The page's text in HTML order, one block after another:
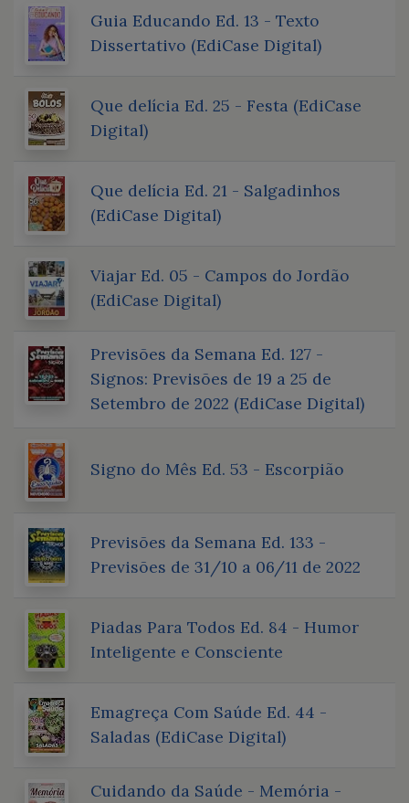
Guia Educando Ed. 13 - Texto
Dissertativo (EdiCase Digital)
Que delícia Ed. 25 - Festa (EdiCase
Digital)
Que delícia Ed. 21 - Salgadinhos
(EdiCase Digital)
Viajar Ed. 05 - Campos do Jordão
(EdiCase Digital)
Previsões da Semana Ed. 127 -
Signos: Previsões de 19 a 25 de
Setembro de 2022 (EdiCase Digital)
Signo do Mês Ed. 53 - Escorpião
Previsões da Semana Ed. 133 -
Previsões de 31/10 a 06/11 de 2022
Piadas Para Todos Ed. 84 - Humor
Inteligente e Consciente
Emagreça Com Saúde Ed. 44 -
Saladas (EdiCase Digital)
Cuidando da Saúde - Memória -